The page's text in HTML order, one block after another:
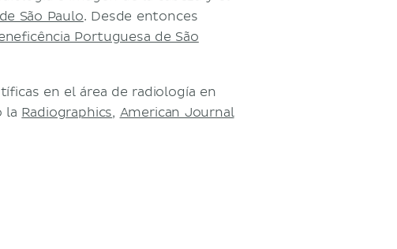
São Paulo. Desde entonces
Portuguesa de São
en el área de radiología en
la Radiographics, American Journal